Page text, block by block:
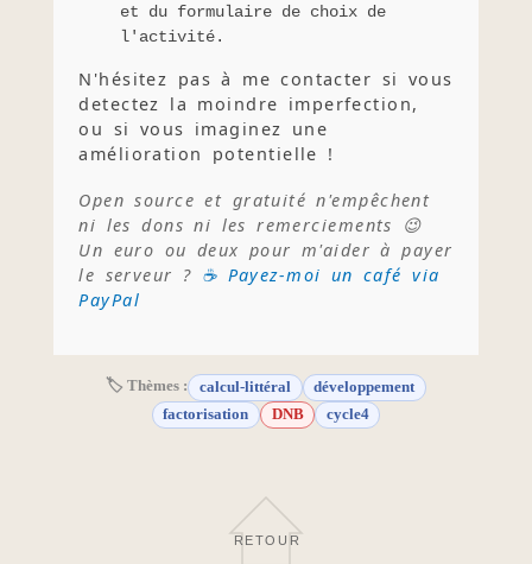
et du formulaire de choix de
l'activité.
N'hésitez pas à me contacter si vous
detectez la moindre imperfection,
ou si vous imaginez une
amélioration potentielle !
Open source et gratuité n'empêchent
ni les dons ni les remerciements 😉
Un euro ou deux pour m'aider à payer
le serveur ? ☕ Payez-moi un café via
PayPal
🏷 Thèmes : calcul-littéral
développement
factorisation
DNB cycle4
RETOUR